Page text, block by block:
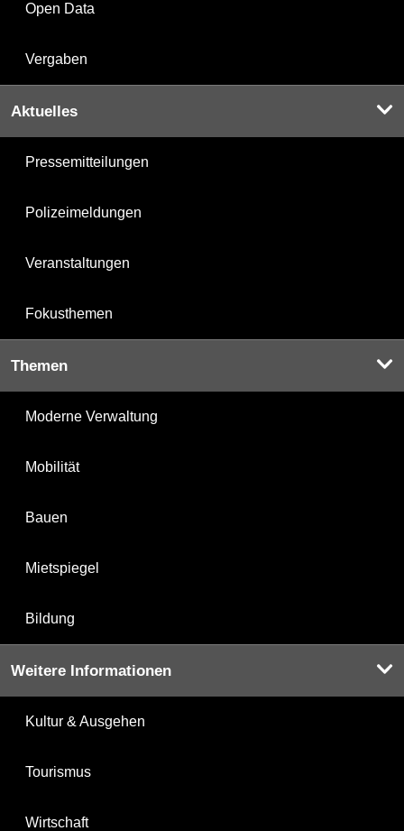
Open Data
Vergaben
Aktuelles
Pressemitteilungen
Polizeimeldungen
Veranstaltungen
Fokusthemen
Themen
Moderne Verwaltung
Mobilität
Bauen
Mietspiegel
Bildung
Weitere Informationen
Kultur & Ausgehen
Tourismus
Wirtschaft